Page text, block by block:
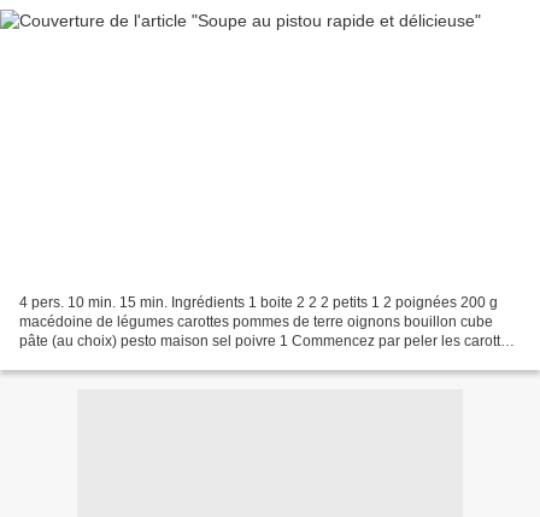
4 pers. 10 min. 15 min. Ingrédients 1 boite 2 2 2 petits 1 2 poignées 200 g
macédoine de légumes carottes pommes de terre oignons bouillon cube
pâte (au choix) pesto maison sel poivre 1 Commencez par peler les carottes,